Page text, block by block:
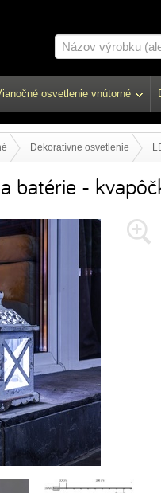
osvetlenie vnútorné
Dekoratívne osvetlenie
batérie -